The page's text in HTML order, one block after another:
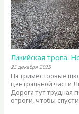
Ликийская тропа.
23 декабря 2025
На триместровые
центральной части
Дорога тут трудная
отроги, чтобы